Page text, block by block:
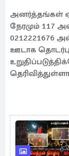
அனர்த்தங்கள்
நேரமும் 117
0212221676
ஊடாக